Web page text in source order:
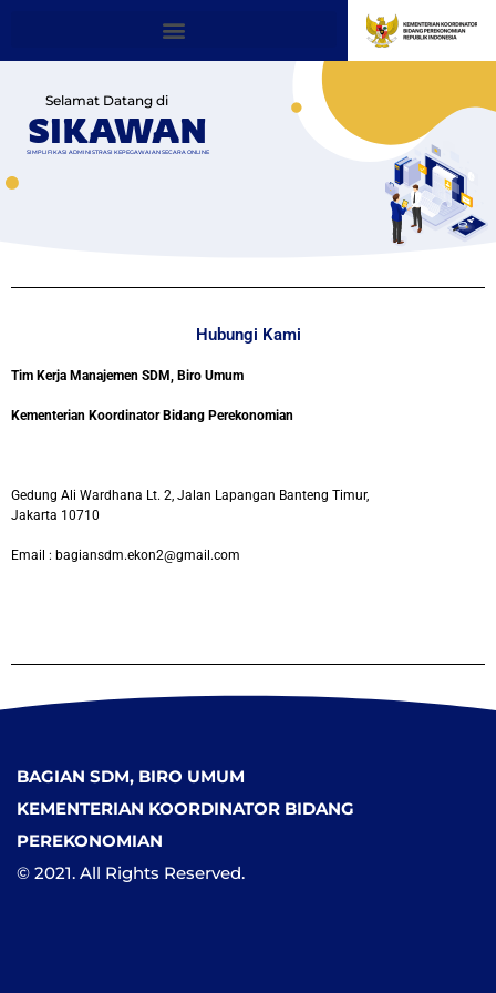
Selamat Datang di
SIMPLIFIKASI ADMINISTRASI KEPEGAWAIAN SECARA ONLINE
SIKAWAN
Hubungi Kami
Tim Kerja Manajemen SDM, Biro Umum
Kementerian Koordinator Bidang Perekonomian
Gedung Ali Wardhana Lt. 2, Jalan Lapangan Banteng Timur,
Jakarta 10710
Email : bagiansdm.ekon2@gmail.com
BAGIAN SDM, BIRO UMUM
KEMENTERIAN KOORDINATOR BIDANG
PEREKONOMIAN
© 2021. All Rights Reserved.